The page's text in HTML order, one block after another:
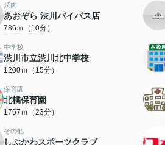
焼肉
あおぞら 渋川バイパス店
786ｍ（10分）
中学校
渋川市立渋川北中学校
1200ｍ（15分）
保育園
北橘保育園
1767ｍ（23分）
その他
しぶかわスポーツクラブ